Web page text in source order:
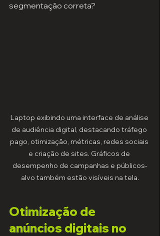
segmentação correta?
Laptop exibindo uma interface de análise
de audiência digital, destacando tráfego
pago, otimização, métricas, redes sociais
e criação de sites. Gráficos de
desempenho de campanhas e públicos-
alvo também estão visíveis na tela.
Otimização de
anúncios digitais no